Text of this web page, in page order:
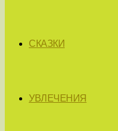
СКАЗКИ
УВЛЕЧЕНИЯ